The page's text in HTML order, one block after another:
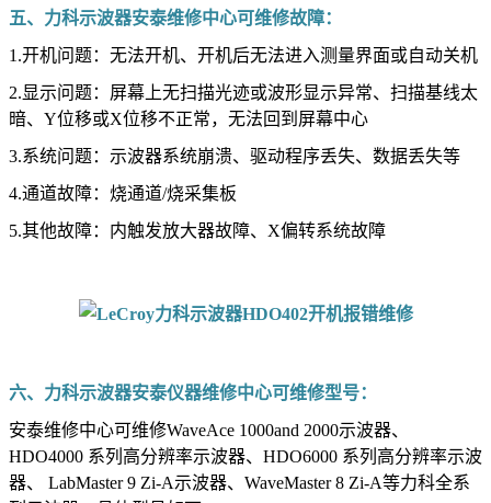
五、力科示波器安泰维修中心可维修故障：
1.开机问题：无法开机、开机后无法进入测量界面或自动关机
2.显示问题：屏幕上无扫描光迹或波形显示异常、扫描基线太
暗、Y位移或X位移不正常，无法回到屏幕中心
3.系统问题：示波器系统崩溃、驱动程序丢失、数据丢失等
4.通道故障：烧通道/烧采集板
5.其他故障：内触发放大器故障、X偏转系统故障
六、力科示波器安泰仪器维修中心可维修型号：
安泰维修中心可维修WaveAce 1000and 2000示波器、
HDO4000 系列高分辨率示波器、HDO6000 系列高分辨率示波
器、 LabMaster 9 Zi-A示波器、WaveMaster 8 Zi-A等力科全系